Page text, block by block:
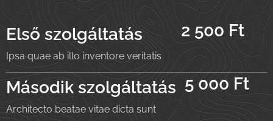
Első szolgáltatás
Ipsa quae ab illo inventore veritatis
2 500 Ft
Második szolgáltatás
Architecto beatae vitae dicta sunt
5 000 Ft